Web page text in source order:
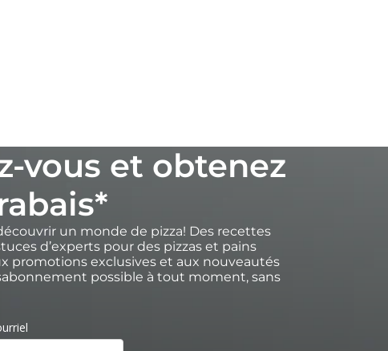
vous et obtenez
un monde de pizza! Des recettes
d’experts pour des pizzas et pains
promotions exclusives et aux nouveautés
possible à tout moment, sans